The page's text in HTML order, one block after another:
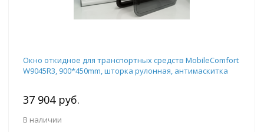
Окно откидное для транспортных средств MobileComfort
W9045R3, 900*450mm, шторка рулонная, антимаскитка
37 904 руб.
В наличии